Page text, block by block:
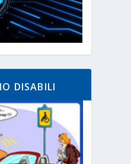
DISABILI